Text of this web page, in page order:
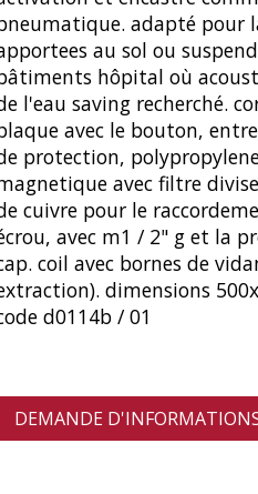
adapté pour
au sol ou
hôpital où
l'eau saving recherché.
avec le bouton,
protection,
avec filtre
cuivre pour le
avec m1 / 2" g et la
coil avec bornes de
dimensions
d0114b / 01
DEMANDE